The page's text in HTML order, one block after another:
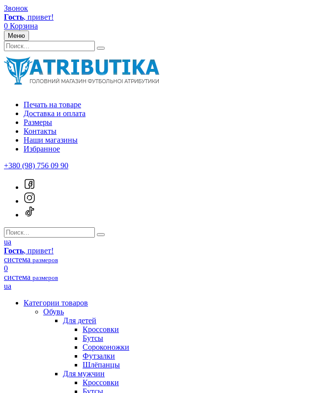
Звонок
Гость, привет!
0 Корзина
Меню
Печать на товаре
Доставка и оплата
Размеры
Контакты
Наши магазины
Избранное
+380 (98) 756 09 90
ua
Гость, привет!
система размеров
0
система размеров
ua
Категории товаров
Обувь
Для детей
Кроссовки
Бутсы
Сороконожки
Футзалки
Шлёпанцы
Для мужчин
Кроссовки
Бутсы